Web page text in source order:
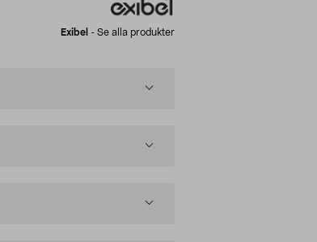
Exibel - Se alla produkter